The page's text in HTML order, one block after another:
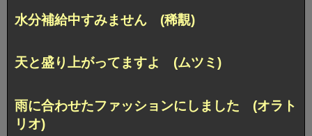
水分補給中すみません (稀覯)
天と盛り上がってますよ (ムツミ)
雨に合わせたファッションにしました (オラト
リオ)